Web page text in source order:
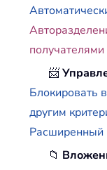
📨
Блокировать
другим
Расширенный
📁